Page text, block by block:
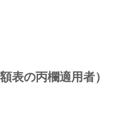
表の丙欄適用者）